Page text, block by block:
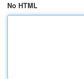
No HTML